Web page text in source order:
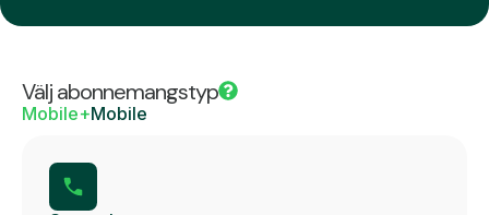
Välj abonnemangstyp
Mobile+Mobile